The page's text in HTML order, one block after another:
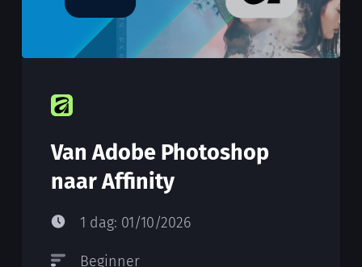
Van Adobe Photoshop
naar Affinity
1 dag: 01/10/2026
Beginner